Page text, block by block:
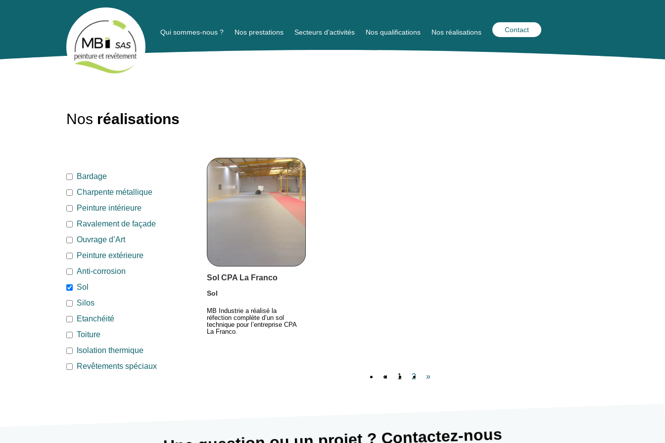
Qui sommes-nous ? Nos prestations Secteurs d’activités Nos qualifications Nos réalisations Contact
Nos réalisations
Bardage
Charpente métallique
Peinture intérieure
Ravalement de façade
Ouvrage d’Art
Peinture extérieure
Anti-corrosion
Sol
Silos
Etanchéité
Toiture
Isolation thermique
Revêtements spéciaux
Sol CPA La Franco
Sol
MB Industrie a réalisé la
réfection complète d’un sol
technique pour l’entreprise CPA
La Franco.
« 1 2 »